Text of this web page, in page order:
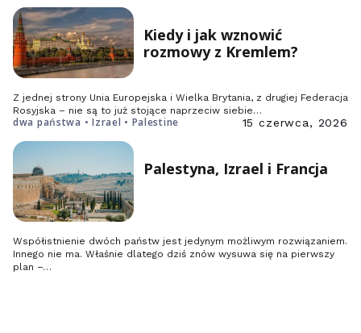
Kiedy i jak wznowić
rozmowy z Kremlem?
Z jednej strony Unia Europejska i Wielka Brytania, z drugiej Federacja
Rosyjska – nie są to już stojące naprzeciw siebie…
dwa państwa • Izrael • Palestine 15 czerwca, 2026
Palestyna, Izrael i Francja
Współistnienie dwóch państw jest jedynym możliwym rozwiązaniem.
Innego nie ma. Właśnie dlatego dziś znów wysuwa się na pierwszy
plan –…